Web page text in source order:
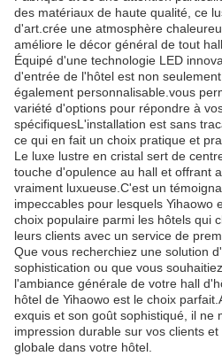
des matériaux de haute qualité, ce
d'art.crée une atmosphère
améliore le décor général de tout
Équipé d'une technologie LED
d'entrée de l'hôtel est non
également personnalisable.vous
variété d'options pour répondre à
spécifiquesL'installation est sans
ce qui en fait un choix pratique et
Le luxe lustre en cristal sert de
touche d'opulence au hall et offrant
vraiment luxueuse.C'est un
impeccables pour lesquels Yihaowo
choix populaire parmi les hôtels qui
leurs clients avec un service de
Que vous recherchiez une solution
sophistication ou que vous
l'ambiance générale de votre hall
hôtel de Yihaowo est le choix
exquis et son goût sophistiqué, il ne
impression durable sur vos clients
globale dans votre hôtel.